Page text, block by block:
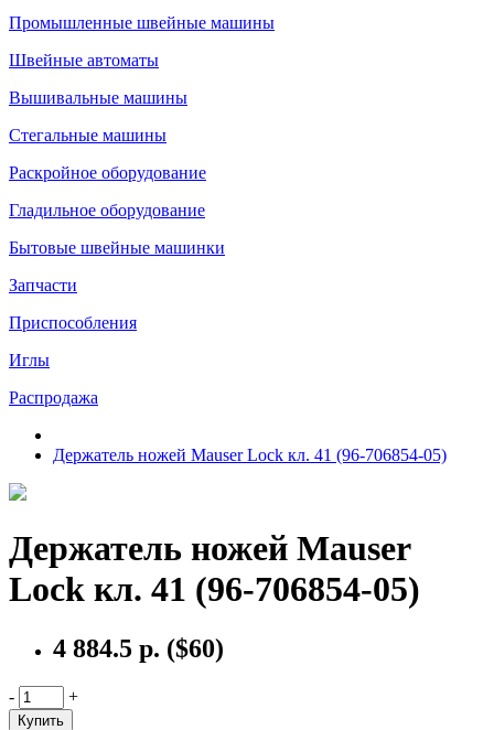
Промышленные швейные машины
Швейные автоматы
Вышивальные машины
Стегальные машины
Раскройное оборудование
Гладильное оборудование
Бытовые швейные машинки
Запчасти
Приспособления
Иглы
Распродажа
Держатель ножей Mauser Lock кл. 41 (96-706854-05)
Держатель ножей Mauser
Lock кл. 41 (96-706854-05)
4 884.5 р. ($60)
- +
Купить